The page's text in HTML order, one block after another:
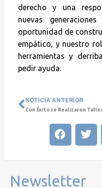
derecho y una
nuevas
oportunidad de
empático, y nuestro
herramientas y
pedir ayuda.
NOTICIA ANTERIOR
Newsletter